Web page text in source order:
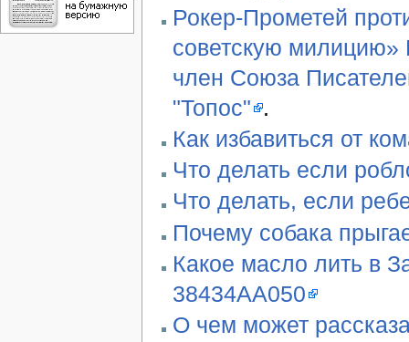
Рокер-Прометей
советскую
член Союза
"Топос" .
Как избавиться от
Что делать если
Что делать, если
Почему собака
Какое масло лить в
38434AA050
О чем может